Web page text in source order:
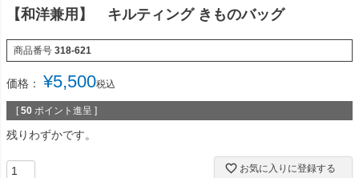
【和洋兼用】 キルティング きものバッグ
商品番号 318-621
価格： ¥5,500税込
[ 50 ポイント進呈 ]
残りわずかです。
お気に入りに登録する